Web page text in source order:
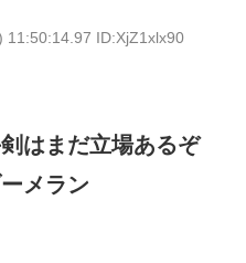
11:50:14.97 ID:XjZ1xlx90
はまだ立場あるぞ
メラン